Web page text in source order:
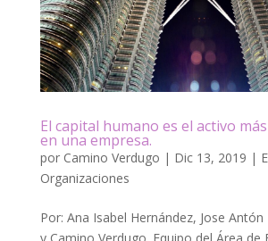
El capital humano es el activo
en una empresa.
por Camino Verdugo | Dic 13, 2019 |
Organizaciones
Por: Ana Isabel Hernández, Jose